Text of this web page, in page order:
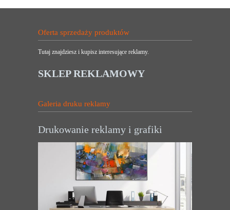
Oferta sprzedaży produktów
Tutaj znajdziesz i kupisz interesujące reklamy.
SKLEP REKLAMOWY
Galeria druku reklamy
Drukowanie reklamy i grafiki